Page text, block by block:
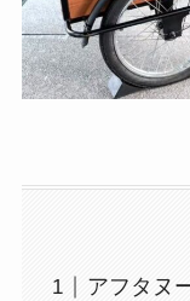
アフタヌ